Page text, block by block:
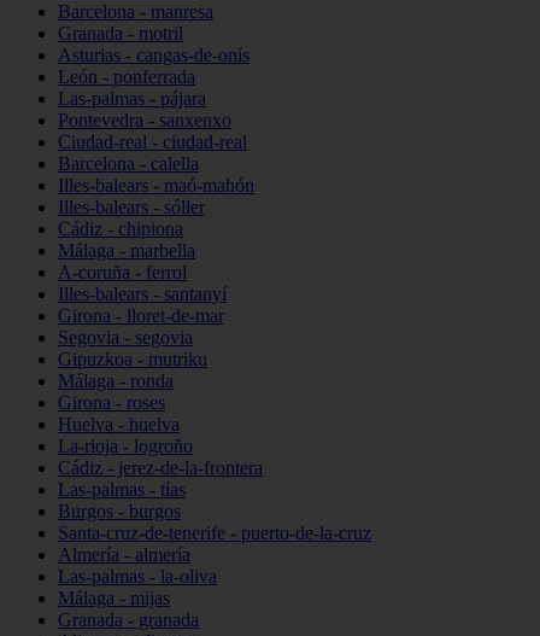
Barcelona - manresa
Granada - motril
Asturias - cangas-de-onís
León - ponferrada
Las-palmas - pájara
Pontevedra - sanxenxo
Ciudad-real - ciudad-real
Barcelona - calella
Illes-balears - maó-mahón
Illes-balears - sóller
Cádiz - chipiona
Málaga - marbella
A-coruña - ferrol
Illes-balears - santanyí
Girona - lloret-de-mar
Segovia - segovia
Gipuzkoa - mutriku
Málaga - ronda
Girona - roses
Huelva - huelva
La-rioja - logroño
Cádiz - jerez-de-la-frontera
Las-palmas - tías
Burgos - burgos
Santa-cruz-de-tenerife - puerto-de-la-cruz
Almería - almería
Las-palmas - la-oliva
Málaga - mijas
Granada - granada